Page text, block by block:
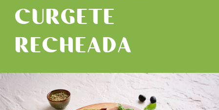
CURGETE
RECHEADA